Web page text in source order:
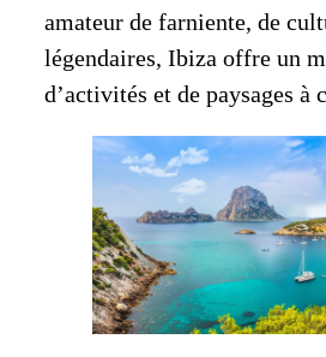
amateur de farniente, de
légendaires, Ibiza offre un
d’activités et de paysages à